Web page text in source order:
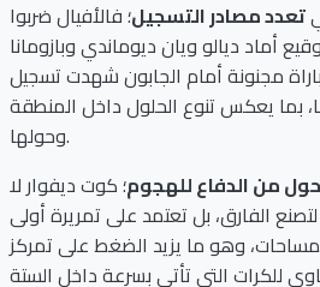
تعدد مصادر التسجيل؛ فالأفيال ضربوا
أماد ديالو ويان ديوماندي وبازومانا
مجنونة أمام الجابون شهدت تسجيل
بما يعكس تنوع الحلول داخل المنطقة
وحولها.
من الدفاع للهجوم؛ كوت ديفوار لا
الفارق، بل تعتمد على تمريرة أولى
وهو ما يزيد الضغط على تمركز
للكرات التي تأتي بسرعة داخل الستة